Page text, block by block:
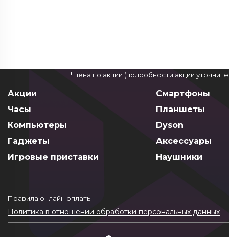
* цена по акции (подробности акции
Акции
Смартфоны
Часы
Планшеты
Компьютеры
Dyson
Гаджеты
Аксессуары
Игровые приставки
Наушники
Правила онлайн оплаты
Политика в отношении обработки персональных данных
Согласие на обработку ПДн